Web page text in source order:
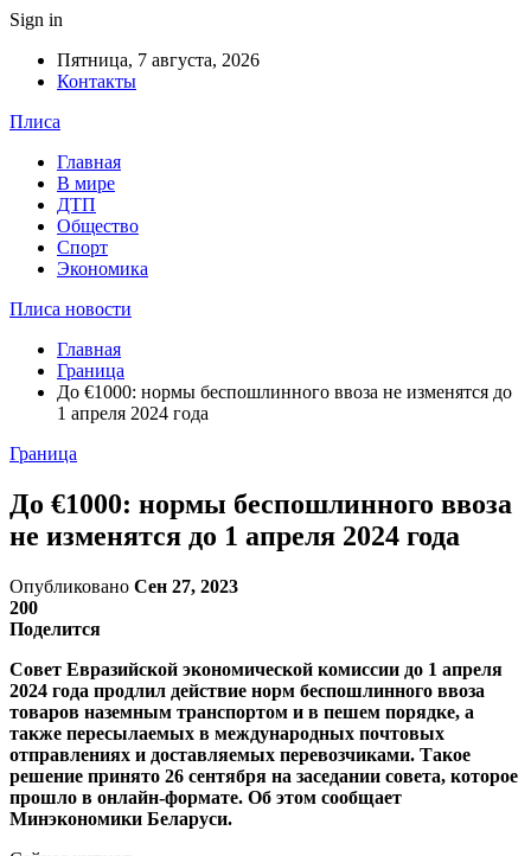
Sign in
Пятница, 7 августа, 2026
Контакты
Плиса
Главная
В мире
ДТП
Общество
Спорт
Экономика
Плиса новости
Главная
Граница
До €1000: нормы беспошлинного ввоза не изменятся до
1 апреля 2024 года
Граница
До €1000: нормы беспошлинного ввоза
не изменятся до 1 апреля 2024 года
Опубликовано Сен 27, 2023
200
Поделится
Совет Евразийской экономической комиссии до 1 апреля
2024 года продлил действие норм беспошлинного ввоза
товаров наземным транспортом и в пешем порядке, а
также пересылаемых в международных почтовых
отправлениях и доставляемых перевозчиками. Такое
решение принято 26 сентября на заседании совета, которое
прошло в онлайн-формате. Об этом сообщает
Минэкономики Беларуси.